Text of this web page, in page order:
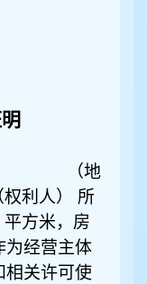
区 （地
利人） 所
方米，房
为经营主体
相关许可使